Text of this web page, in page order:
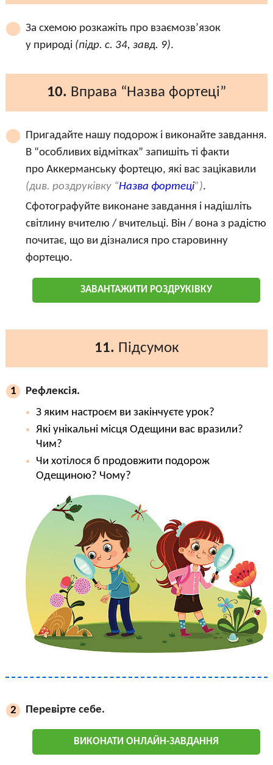
За схемою розкажіть про взаємозв’язок
у природі (підр. с. 34, завд. 9).
10. Вправа “Назва фортеці”
Пригадайте нашу подорож і виконайте завдання.
В “особливих відмітках” запишіть ті факти
про Аккерманську фортецю, які вас зацікавили
(див. роздруківку “Назва фортеці”).
Сфотографуйте виконане завдання і надішліть
світлину вчителю / вчительці. Він / вона з радістю
почитає, що ви дізналися про старовинну
фортецю.
ЗАВАНТАЖИТИ РОЗДРУКІВКУ
11. Підсумок
1
Рефлексія.
З яким настроєм ви закінчуєте урок?
Які унікальні місця Одещини вас вразили?
Чим?
Чи хотілося б продовжити подорож
Одещиною? Чому?
2 Перевірте себе.
ВИКОНАТИ ОНЛАЙН-ЗАВДАННЯ